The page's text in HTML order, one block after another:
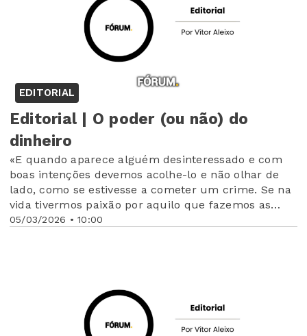
EDITORIAL
05/03/2026 • 10:00
Editorial | O poder (ou não) do
dinheiro
«E quando aparece alguém desinteressado e com
boas intenções devemos acolhe-lo e não olhar de
lado, como se estivesse a cometer um crime. Se na
vida tivermos paixão por aquilo que fazemos as
coisas saem melhor e os projetos ficam a ganhar.